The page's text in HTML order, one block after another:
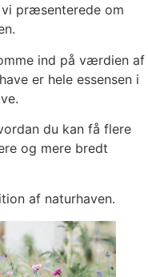
præsenterede om
ind på værdien af
er hele essensen i
du kan få flere
og mere bredt
af naturhaven.